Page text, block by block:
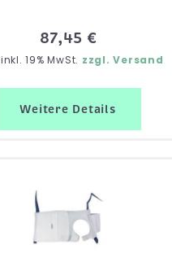
87,45 €
19% MwSt. zzgl. Versand
Weitere Details